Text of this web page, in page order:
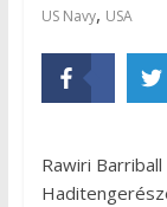
US Navy, USA
Rawiri